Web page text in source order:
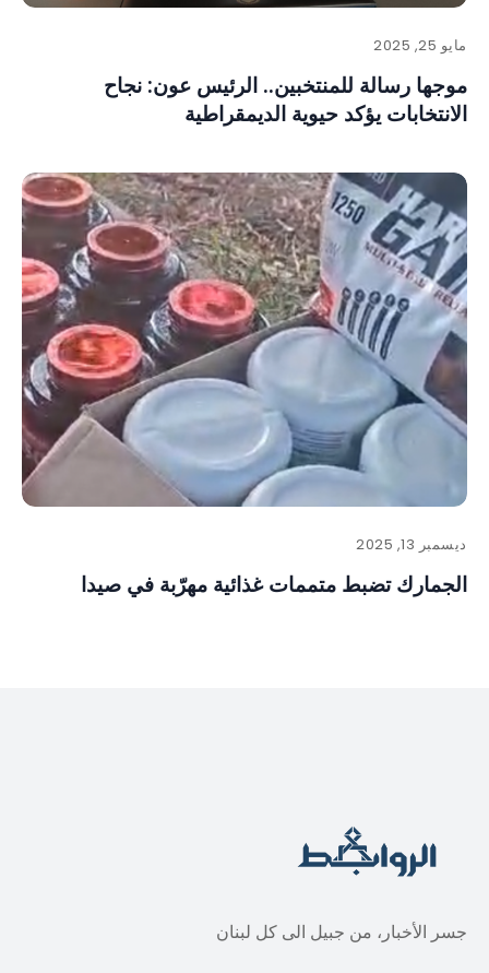
مايو 25, 2025
موجها رسالة للمنتخبين.. الرئيس عون: نجاح
الانتخابات يؤكد حيوية الديمقراطية
ديسمبر 13, 2025
الجمارك تضبط متممات غذائية مهرّبة في صيدا
جسر الأخبار، من جبيل الى كل لبنان